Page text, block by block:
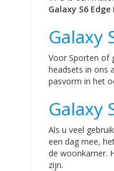
Galaxy S6 Edge
Galaxy
Voor Sporten of
headsets in ons
pasvorm in het
Galaxy
Als u veel
een dag mee,
de woonkamer.
zijn.